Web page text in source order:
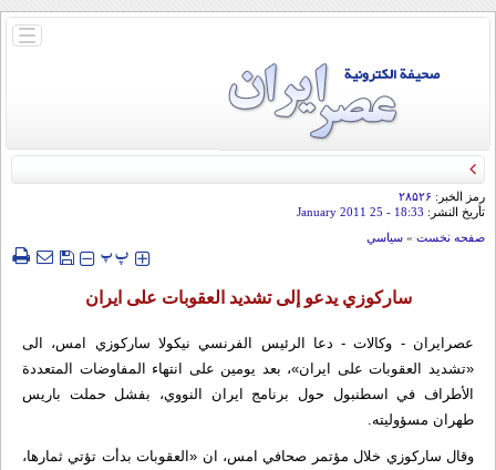
باز
رمز الخبر: ۲۸۵۲۶
تأريخ النشر: 18:33
- 25 January 2011
صفحه نخست » سياسي
‍‍‍ پپ
ساركوزي يدعو إلى تشديد العقوبات على ايران
عصرایران - وکالات - دعا الرئيس الفرنسي نيكولا ساركوزي امس، الى
«تشديد العقوبات على ايران»، بعد يومين على انتهاء المفاوضات المتعددة
الأطراف في اسطنبول حول برنامج ايران النووي، بفشل حملت باريس
طهران مسؤوليته.
وقال ساركوزي خلال مؤتمر صحافي امس، ان «العقوبات بدأت تؤتي ثمارها،